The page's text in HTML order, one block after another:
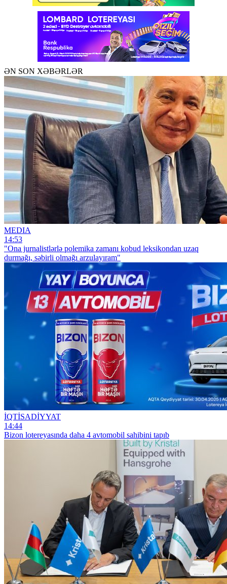
ƏN SON XƏBƏRLƏR
MEDIA
14:53
"Ona jurnalistlərlə polemika zamanı kobud leksikondan uzaq
durmağı, səbirli olmağı arzulayıram"
İQTİSADİYYAT
14:44
Bizon lotereyasında daha 4 avtomobil sahibini tapıb